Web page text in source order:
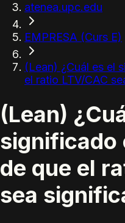
atenea.upc.edu
EMPRESA (Curs E)
(Lean) ¿Cuál es el
el ratio LTV/CAC
(Lean)
significado
de que el
sea